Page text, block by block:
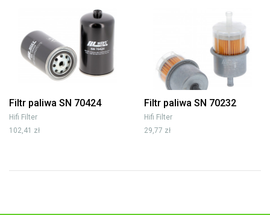
Filtr paliwa SN 70424
Hifi Filter
102,41 zł
Filtr paliwa SN 70232
Hifi Filter
29,77 zł